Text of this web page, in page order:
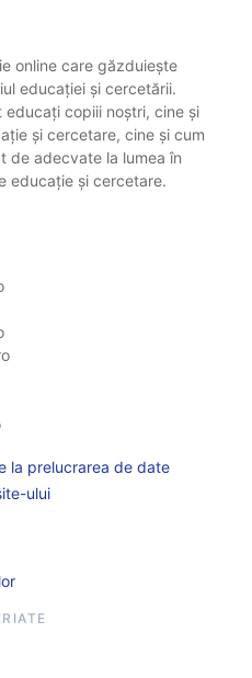
online care găzduiește
educației și cercetării.
educați copiii noștri, cine și
și cercetare, cine și cum
de adecvate la lumea în
educație și cercetare.
la prelucrarea de date
ului